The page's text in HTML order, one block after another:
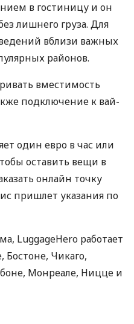
в гостиницу и он
лишнего груза. Для
вблизи важных
районов.
вместимость
подключение к вай-
один евро в час или
оставить вещи в
онлайн точку
пришлет указания по
LuggageHero работает
Бостоне, Чикаго,
Монреале, Ницце и